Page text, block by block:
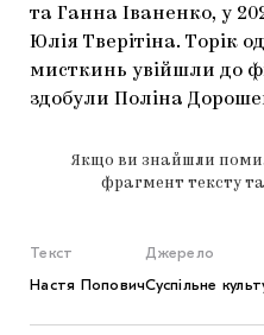
та Ганна Іваненко, у
Юлія Тверітіна. Торік
мисткинь увійшли до
здобули Поліна
Якщо ви знайшли
фрагмент тексту
Текст
Настя Попович
Джерело
Суспільне